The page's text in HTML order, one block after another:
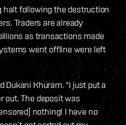
halt following the destruction
Traders are already
as transactions made
went offline were left
Dukani Khuram. "I just put a
out. The deposit was
nothing! I have no